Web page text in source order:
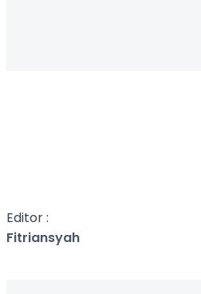
Editor :
Fitriansyah